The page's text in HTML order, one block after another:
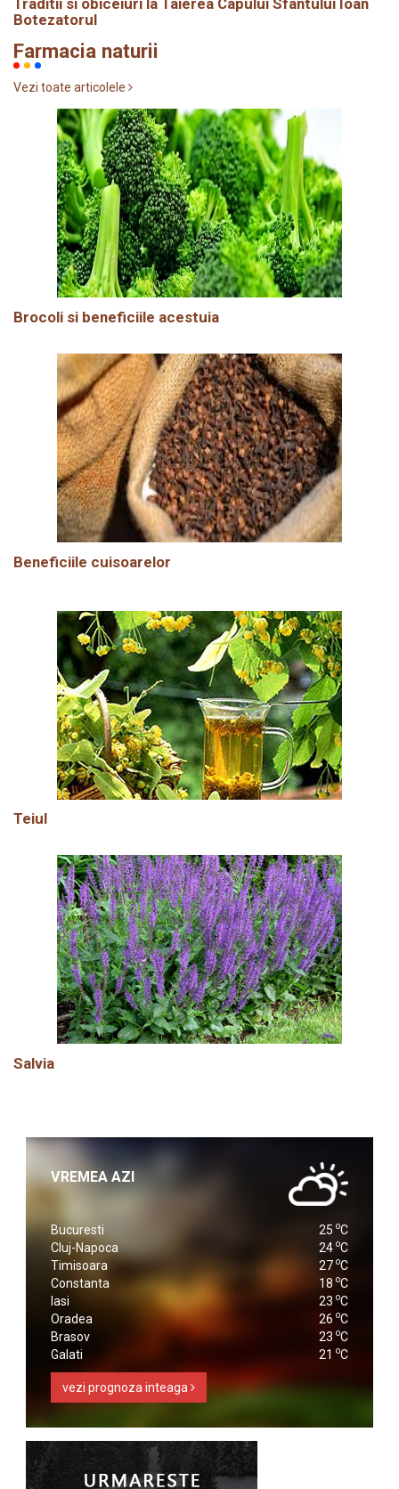
Traditii si obiceiuri la Taierea Capului Sfântului Ioan
Botezatorul
Farmacia naturii
Vezi toate articolele
Brocoli si beneficiile acestuia
Beneficiile cuisoarelor
Teiul
Salvia
VREMEA AZI
Bucuresti 25 oC
Cluj-Napoca
24 oC
Timisoara
27 oC
Constanta
18 oC
Iasi
23 oC
Oradea
26 oC
Brasov
23 oC
Galati
21 oC
vezi prognoza inteaga